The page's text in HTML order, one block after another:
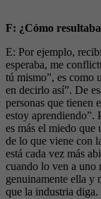
F: ¿Cómo
E: Por ejemplo,
esperaba, me
tú mismo”, es como
en decirlo así”. De
personas que tienen
estoy aprendiendo”.
es más el miedo que
de lo que viene con
está cada vez más
cuando lo ven a uno
genuinamente ella y
que la industria